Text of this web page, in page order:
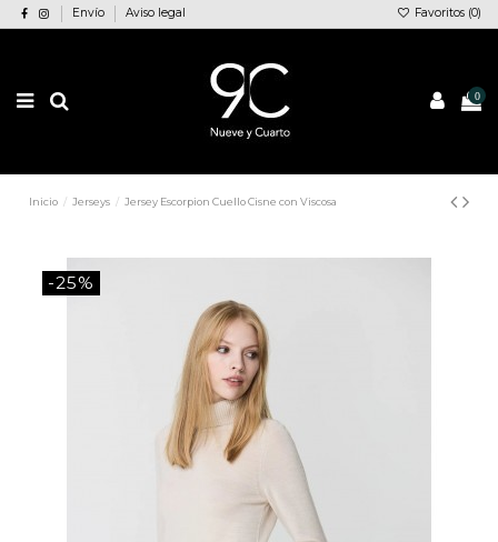
Envío Aviso legal Favoritos (0)
0
Inicio Jerseys Jersey Escorpion Cuello Cisne con Viscosa
-25%